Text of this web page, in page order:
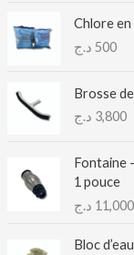
Chlore en
500 د.ج
Brosse
3,800 د.ج
Fontaine
1 pouce
11,000 د.ج
Bloc